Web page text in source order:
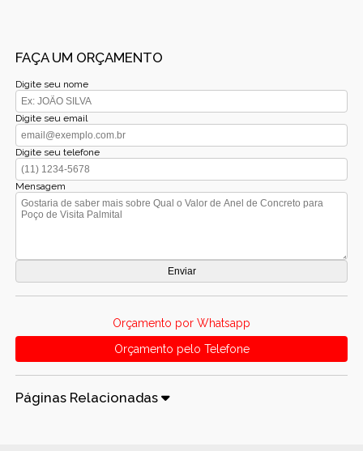
FAÇA UM ORÇAMENTO
Digite seu nome
Digite seu email
Digite seu telefone
Mensagem
Orçamento por Whatsapp
Orçamento pelo Telefone
Páginas Relacionadas